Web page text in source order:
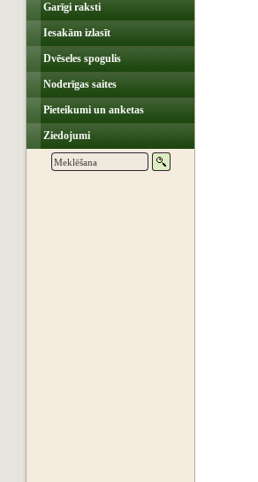
Garīgi raksti
Iesakām izlasīt
Dvēseles spogulis
Noderīgas saites
Pieteikumi un anketas
Ziedojumi